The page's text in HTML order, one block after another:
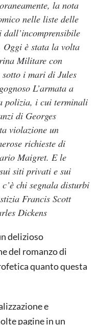
la nota
nelle liste delle
Oggi è stata la volta
Militare con
sotto i maridi Jules
L’armata a
polizia, i cui terminali
di Georges
violazione un
richieste di
Maigret. E le
siti privati e sui
chi segnala disturbi
Francis Scott
Dickens
delizioso
del romanzo di
quanto questa
e
pagine in un